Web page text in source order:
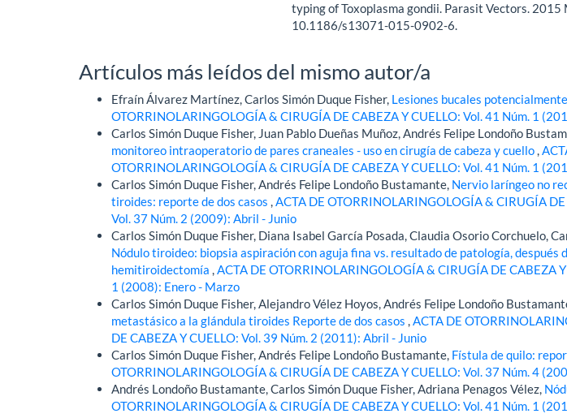
typing of Toxoplasma gondii. Parasit Vectors.
10.1186/s13071-015-0902-6.
Artículos más leídos del mismo autor/a
Efraín Álvarez Martínez, Carlos Simón Duque Fisher, Lesiones bucales
OTORRINOLARINGOLOGÍA & CIRUGÍA DE CABEZA Y CUELLO: Vol. 41 Núm. 1
Carlos Simón Duque Fisher, Juan Pablo Dueñas Muñoz, Andrés Felipe Londoño
monitoreo intraoperatorio de pares craneales - uso en cirugía de cabeza y cuello,
OTORRINOLARINGOLOGÍA & CIRUGÍA DE CABEZA Y CUELLO: Vol. 41 Núm. 1
Carlos Simón Duque Fisher, Andrés Felipe Londoño Bustamante, Nervio laríngeo no
tiroides: reporte de dos casos,ACTA DE OTORRINOLARINGOLOGÍA & CIRUGÍA DE
Vol. 37 Núm. 2 (2009): Abril - Junio
Carlos Simón Duque Fisher, Diana Isabel García Posada, Claudia Osorio Corchuelo,
Nódulo tiroideo: biopsia aspiración con aguja fina vs. resultado de patología, después
hemitiroidectomía,ACTA DE OTORRINOLARINGOLOGÍA & CIRUGÍA DE CABEZA
1 (2008): Enero - Marzo
Carlos Simón Duque Fisher, Alejandro Vélez Hoyos, Andrés Felipe Londoño
metastásico a la glándula tiroides Reporte de dos casos,ACTA DE
DE CABEZA Y CUELLO: Vol. 39 Núm. 2 (2011): Abril - Junio
Carlos Simón Duque Fisher, Andrés Felipe Londoño Bustamante, Fístula de quilo:
OTORRINOLARINGOLOGÍA & CIRUGÍA DE CABEZA Y CUELLO: Vol. 37 Núm. 4
Andrés Londoño Bustamante, Carlos Simón Duque Fisher, Adriana Penagos Vélez,
OTORRINOLARINGOLOGÍA & CIRUGÍA DE CABEZA Y CUELLO: Vol. 41 Núm. 1